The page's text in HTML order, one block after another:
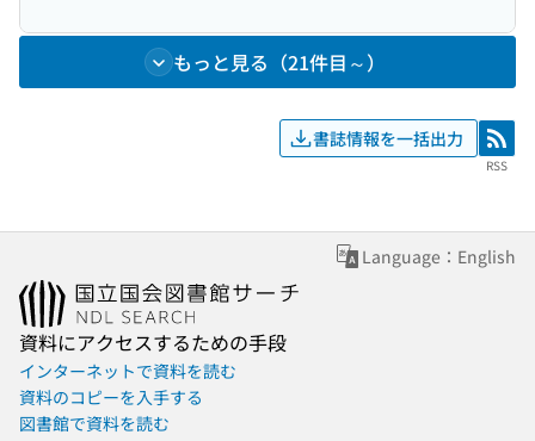
もっと見る（21件目～）
書誌情報を一括出力 RSS
RSS
Language：English
資料にアクセスするための手段
インターネットで資料を読む
資料のコピーを入手する
図書館で資料を読む